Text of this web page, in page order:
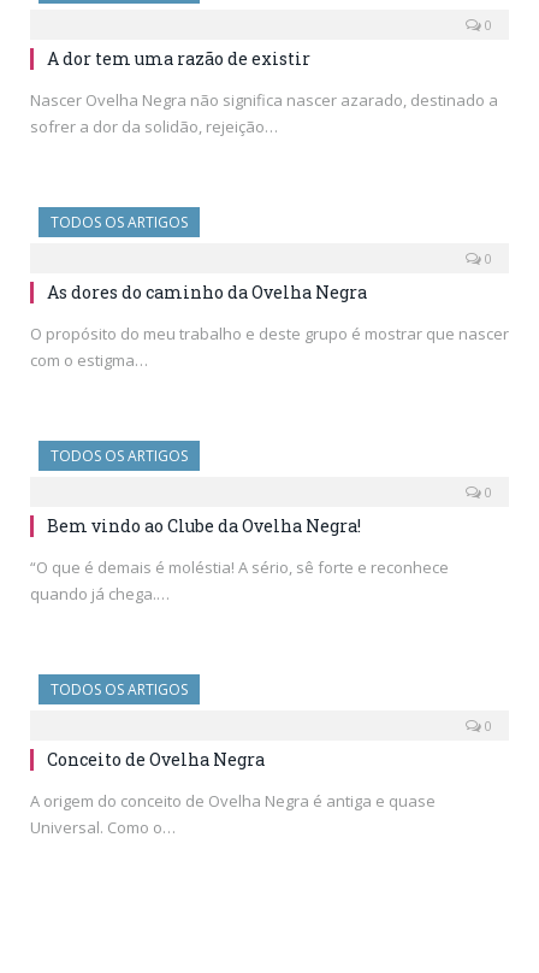
0
A dor tem uma razão de existir
Nascer Ovelha Negra não significa nascer azarado, destinado a
sofrer a dor da solidão, rejeição…
TODOS OS ARTIGOS
0
As dores do caminho da Ovelha Negra
O propósito do meu trabalho e deste grupo é mostrar que nascer
com o estigma…
TODOS OS ARTIGOS
0
Bem vindo ao Clube da Ovelha Negra!
“O que é demais é moléstia! A sério, sê forte e reconhece
quando já chega.…
TODOS OS ARTIGOS
0
Conceito de Ovelha Negra
A origem do conceito de Ovelha Negra é antiga e quase
Universal. Como o…